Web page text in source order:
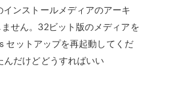
ンストールメディアのアーキ
せん。32ビット版のメディアを
セットアップを再起動してくだ
んだけどどうすればいい